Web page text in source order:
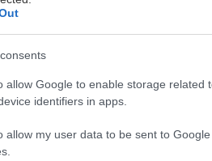
allow Google to enable storage related
identifiers in apps.
allow my user data to be sent to
απόσταση μιας-δυο ωρών
εκδρομή απλά και μόνο